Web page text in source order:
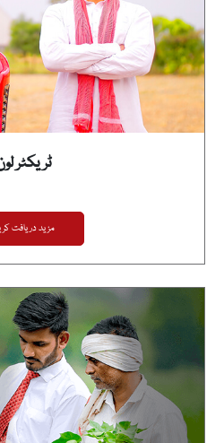
ٹریکٹر
مزید دریافت